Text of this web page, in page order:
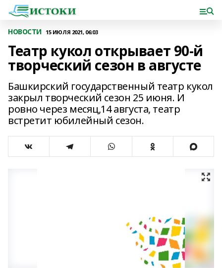
НОВОСТИ 15 ИЮЛЯ 2021, 06:03
Театр кукол открывает 90-й
творческий сезон в августе
Башкирский государственный театр кукол
закрыл творческий сезон 25 июня. И
ровно через месяц,14 августа, театр
встретит юбилейный сезон.